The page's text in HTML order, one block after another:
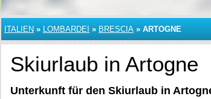
ITALIEN » LOMBARDEI » BRESCIA » ARTOGNE
Skiurlaub in Artogne
Unterkunft für den Skiurlaub in